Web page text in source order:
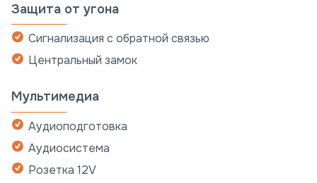
Защита от угона
Сигнализация с обратной связью
Центральный замок
Мультимедиа
Аудиоподготовка
Аудиосистема
Розетка 12V